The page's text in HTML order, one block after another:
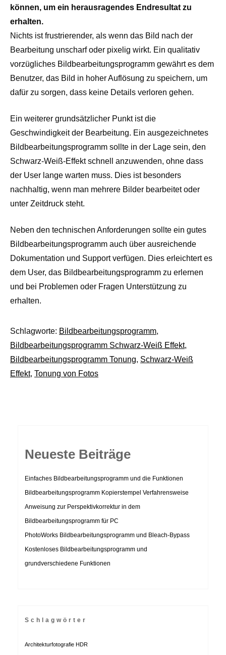
können, um ein herausragendes Endresultat zu
erhalten.
Nichts ist frustrierender, als wenn das Bild nach der
Bearbeitung unscharf oder pixelig wirkt. Ein qualitativ
vorzügliches Bildbearbeitungsprogramm gewährt es dem
Benutzer, das Bild in hoher Auflösung zu speichern, um
dafür zu sorgen, dass keine Details verloren gehen.
Ein weiterer grundsätzlicher Punkt ist die
Geschwindigkeit der Bearbeitung. Ein ausgezeichnetes
Bildbearbeitungsprogramm sollte in der Lage sein, den
Schwarz-Weiß-Effekt schnell anzuwenden, ohne dass
der User lange warten muss. Dies ist besonders
nachhaltig, wenn man mehrere Bilder bearbeitet oder
unter Zeitdruck steht.
Neben den technischen Anforderungen sollte ein gutes
Bildbearbeitungsprogramm auch über ausreichende
Dokumentation und Support verfügen. Dies erleichtert es
dem User, das Bildbearbeitungsprogramm zu erlernen
und bei Problemen oder Fragen Unterstützung zu
erhalten.
Schlagworte: Bildbearbeitungsprogramm,
Bildbearbeitungsprogramm Schwarz-Weiß Effekt,
Bildbearbeitungsprogramm Tonung, Schwarz-Weiß
Effekt, Tonung von Fotos
Neueste Beiträge
Einfaches Bildbearbeitungsprogramm und die Funktionen
Bildbearbeitungsprogramm Kopierstempel Verfahrensweise
Anweisung zur Perspektivkorrektur in dem
Bildbearbeitungsprogramm für PC
PhotoWorks Bildbearbeitungsprogramm und Bleach-Bypass
Kostenloses Bildbearbeitungsprogramm und
grundverschiedene Funktionen
Schlagwörter
Architekturfotografie HDR